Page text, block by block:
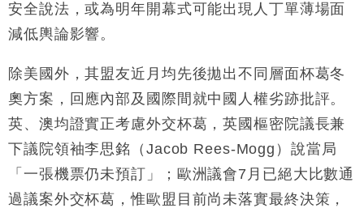
安全說法，或為明年開幕式可能出現人丁單薄場面
減低輿論影響。
除美國外，其盟友近月均先後拋出不同層面杯葛冬
奧方案，回應內部及國際間就中國人權劣跡批評。
英、澳均證實正考慮外交杯葛，英國樞密院議長兼
下議院領袖李思銘（Jacob Rees-Mogg）說當局
「一張機票仍未預訂」；歐洲議會7月已絕大比數通
過議案外交杯葛，惟歐盟目前尚未落實最終決策，